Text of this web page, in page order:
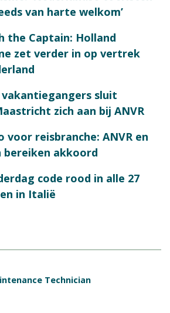
van harte welkom’
the Captain: Holland
zet verder in op vertrek
sluit
zich aan bij ANVR
voor reisbranche: ANVR en
bereiken akkoord
code rood in alle 27
in Italië
Technician